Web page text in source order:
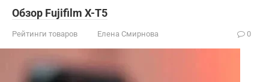
Обзор Fujifilm X-T5
Рейтинги товаров Елена Смирнова 0